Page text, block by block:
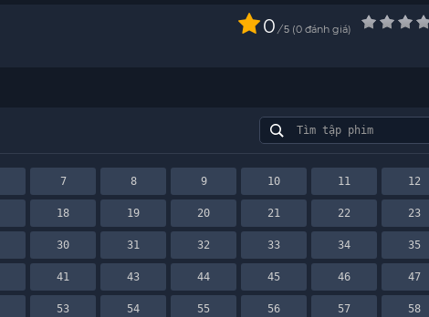
0 / 5 0 đánh giá
7 8 9 10 11 12
18 19 20 21 22 23
30 31 32 33 34 35
41 43 44 45 46 47
53 54 55 56 57 58